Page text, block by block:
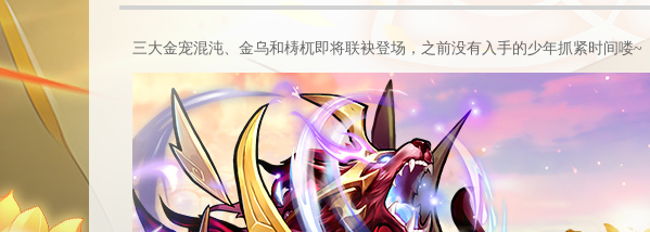
三大金宠混沌、金乌和梼杌即将联袂登场，之前没有入手的少年抓紧时间喽~